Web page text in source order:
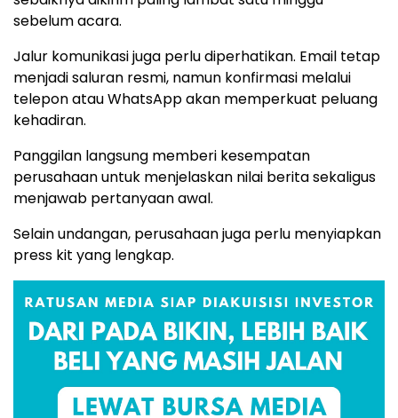
sebelum acara.
Jalur komunikasi juga perlu diperhatikan. Email tetap
menjadi saluran resmi, namun konfirmasi melalui
telepon atau WhatsApp akan memperkuat peluang
kehadiran.
Panggilan langsung memberi kesempatan
perusahaan untuk menjelaskan nilai berita sekaligus
menjawab pertanyaan awal.
Selain undangan, perusahaan juga perlu menyiapkan
press kit yang lengkap.